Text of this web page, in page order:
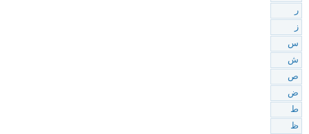
ر
ز
س
ش
ص
ض
ط
ظ